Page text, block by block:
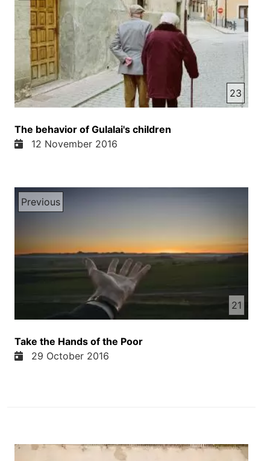
23
The behavior of Gulalai's children
12 November 2016
Previous
21
Take the Hands of the Poor
29 October 2016